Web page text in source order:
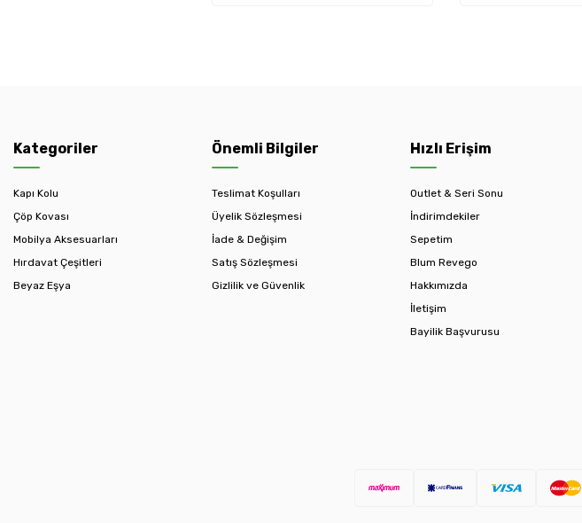
Kategoriler
Kapı Kolu
Çöp Kovası
Mobilya Aksesuarları
Hırdavat Çeşitleri
Beyaz Eşya
Önemli Bilgiler
Teslimat Koşulları
Üyelik Sözleşmesi
İade & Değişim
Satış Sözleşmesi
Gizlilik ve Güvenlik
Hızlı Erişim
Outlet & Seri Sonu
İndirimdekiler
Sepetim
Blum Revego
Hakkımızda
İletişim
Bayilik Başvurusu